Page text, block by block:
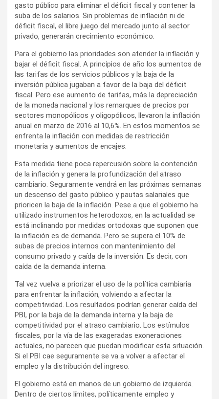
gasto público para eliminar el déficit fiscal y contener la
suba de los salarios. Sin problemas de inflación ni de
déficit fiscal, el libre juego del mercado junto al sector
privado, generarán crecimiento económico.
Para el gobierno las prioridades son atender la inflación y
bajar el déficit fiscal. A principios de año los aumentos de
las tarifas de los servicios públicos y la baja de la
inversión pública jugaban a favor de la baja del déficit
fiscal. Pero ese aumento de tarifas, más la depreciación
de la moneda nacional y los remarques de precios por
sectores monopólicos y oligopólicos, llevaron la inflación
anual en marzo de 2016 al 10,6%. En estos momentos se
enfrenta la inflación con medidas de restricción
monetaria y aumentos de encajes.
Esta medida tiene poca repercusión sobre la contención
de la inflación y genera la profundización del atraso
cambiario. Seguramente vendrá en las próximas semanas
un descenso del gasto público y pautas salariales que
prioricen la baja de la inflación. Pese a que el gobierno ha
utilizado instrumentos heterodoxos, en la actualidad se
está inclinando por medidas ortodoxas que suponen que
la inflación es de demanda. Pero se supera el 10% de
subas de precios internos con mantenimiento del
consumo privado y caída de la inversión. Es decir, con
caída de la demanda interna.
Tal vez vuelva a priorizar el uso de la política cambiaria
para enfrentar la inflación, volviendo a afectar la
competitividad. Los resultados podrían generar caída del
PBI, por la baja de la demanda interna y la baja de
competitividad por el atraso cambiario. Los estímulos
fiscales, por la vía de las exageradas exoneraciones
actuales, no parecen que puedan modificar esta situación.
Si el PBI cae seguramente se va a volver a afectar el
empleo y la distribución del ingreso.
El gobierno está en manos de un gobierno de izquierda.
Dentro de ciertos límites, políticamente empleo y